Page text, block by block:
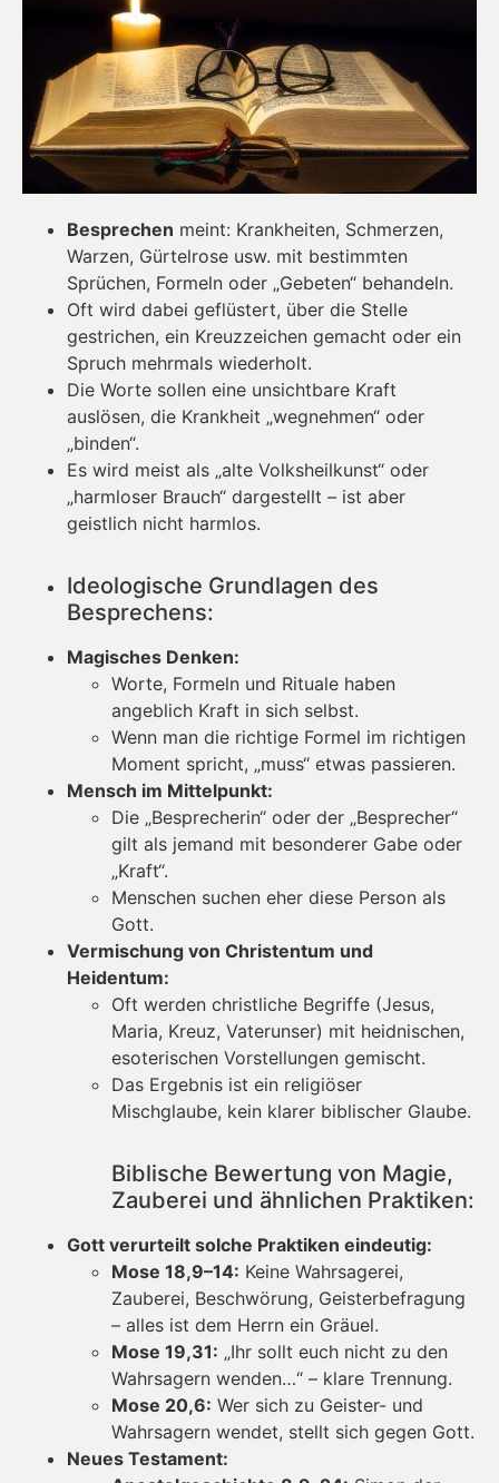
Besprechen meint: Krankheiten, Schmerzen,
Warzen, Gürtelrose usw. mit bestimmten
Sprüchen, Formeln oder „Gebeten“ behandeln.
Oft wird dabei geflüstert, über die Stelle
gestrichen, ein Kreuzzeichen gemacht oder ein
Spruch mehrmals wiederholt.
Die Worte sollen eine unsichtbare Kraft
auslösen, die Krankheit „wegnehmen“ oder
„binden“.
Es wird meist als „alte Volksheilkunst“ oder
„harmloser Brauch“ dargestellt – ist aber
geistlich nicht harmlos.
Ideologische Grundlagen des
Besprechens:
Magisches Denken:
Worte, Formeln und Rituale haben
angeblich Kraft in sich selbst.
Wenn man die richtige Formel im richtigen
Moment spricht, „muss“ etwas passieren.
Mensch im Mittelpunkt:
Die „Besprecherin“ oder der „Besprecher“
gilt als jemand mit besonderer Gabe oder
„Kraft“.
Menschen suchen eher diese Person als
Gott.
Vermischung von Christentum und
Heidentum:
Oft werden christliche Begriffe (Jesus,
Maria, Kreuz, Vaterunser) mit heidnischen,
esoterischen Vorstellungen gemischt.
Das Ergebnis ist ein religiöser
Mischglaube, kein klarer biblischer Glaube.
Biblische Bewertung von Magie,
Zauberei und ähnlichen Praktiken:
Gott verurteilt solche Praktiken eindeutig:
Mose 18,9–14: Keine Wahrsagerei,
Zauberei, Beschwörung, Geisterbefragung
– alles ist dem Herrn ein Gräuel.
Mose 19,31: „Ihr sollt euch nicht zu den
Wahrsagern wenden…“ – klare Trennung.
Mose 20,6: Wer sich zu Geister- und
Wahrsagern wendet, stellt sich gegen Gott.
Neues Testament: